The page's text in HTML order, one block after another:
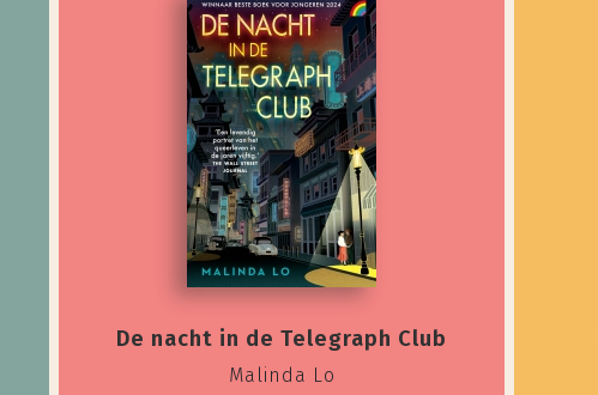
De nacht in de Telegraph Club
Malinda Lo